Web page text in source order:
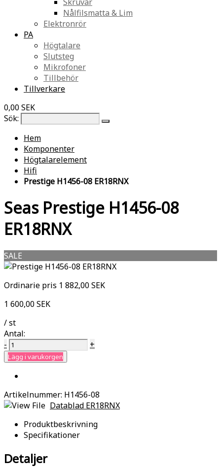
Nålfilsmatta & Lim
Elektronrör
PA
Högtalare
Slutsteg
Mikrofoner
Tillbehör
Tillverkare
0,00 SEK
Sök:
Hem
Komponenter
Högtalarelement
Hifi
Prestige H1456-08 ER18RNX
Seas Prestige H1456-08
ER18RNX
SALE
Ordinarie pris 1 882,00 SEK
1 600,00 SEK
/ st
Antal:
-
+
Lägg i varukorgen
Artikelnummer: H1456-08
Datablad ER18RNX
Produktbeskrivning
Specifikationer
Detaljer